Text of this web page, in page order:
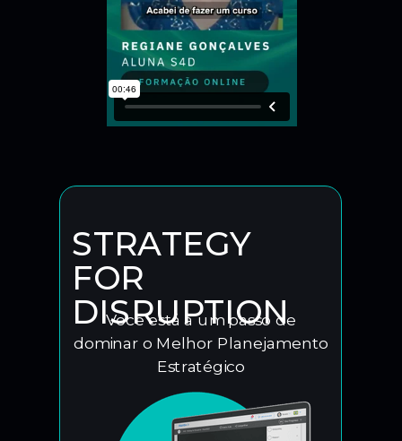
Você está a um passo de
dominar o Melhor Planejamento
Estratégico
STRATEGY
FOR
DISRUPTION